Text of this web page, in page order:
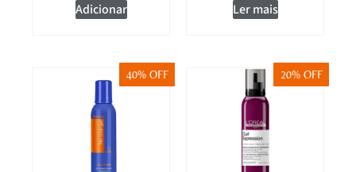
Adicionar Ler mais
40% OFF 20% OFF